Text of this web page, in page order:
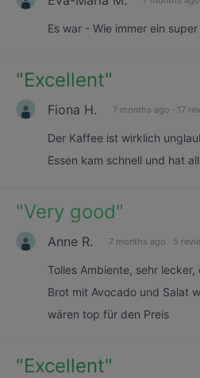
Es war - Wie immer ein
"Excellent"
Fiona H. 7 months ago · 17
Der Kaffee ist wirklich
Essen kam schnell und hat
"Very good"
Anne R. 7 months ago · 5
Tolles Ambiente, sehr lecker,
Brot mit Avocado und Salat
wären top für den Preis
"Excellent"